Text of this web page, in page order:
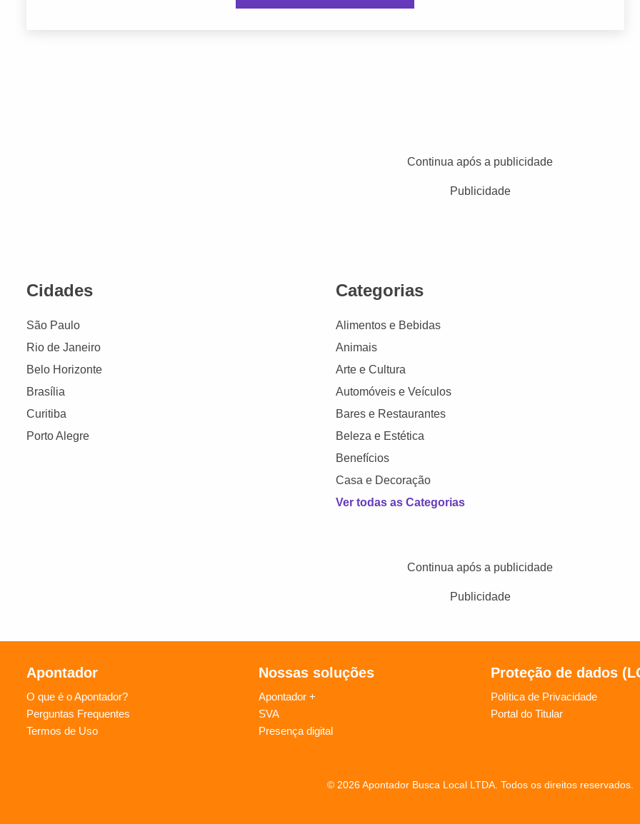
Continua após a publicidade
Publicidade
Cidades
São Paulo
Rio de Janeiro
Belo Horizonte
Brasília
Curitiba
Porto Alegre
Categorias
Alimentos e Bebidas
Animais
Arte e Cultura
Automóveis e Veículos
Bares e Restaurantes
Beleza e Estética
Benefícios
Casa e Decoração
Ver todas as Categorias
Continua após a publicidade
Publicidade
Apontador
O que é o Apontador?
Perguntas Frequentes
Termos de Uso
Nossas soluções
Apontador +
SVA
Presença digital
Proteção de dados
Política de Privacidade
Portal do Titular
© 2026 Apontador Busca Local LTDA. Todos os direitos reservados.